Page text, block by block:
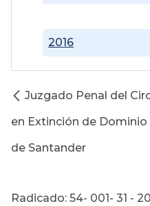
2016
Juzgado Penal del
en Extinción de
de Santander
Radicado: 54- 001- 31 -